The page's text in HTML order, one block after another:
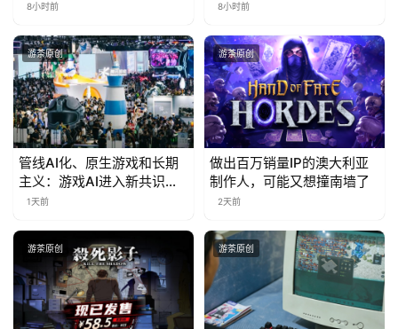
8小时前 8小时前
游茶原创
管线AI化、原生游戏和长期
主义：游戏AI进入新共识时
代
1天前
游茶原创
做出百万销量IP的澳大利亚
制作人，可能又想撞南墙了
2天前
游茶原创 游茶原创